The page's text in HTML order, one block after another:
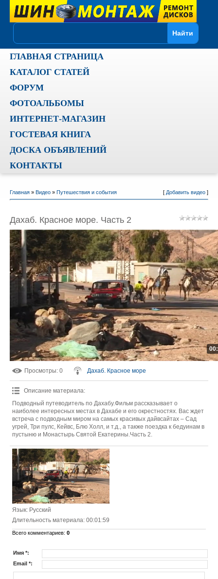
ГЛАВНАЯ СТРАНИЦА
КАТАЛОГ СТАТЕЙ
ФОРУМ
ФОТОАЛЬБОМЫ
ИНТЕРНЕТ-МАГАЗИН
ГОСТЕВАЯ КНИГА
ДОСКА ОБЪЯВЛЕНИЙ
КОНТАКТЫ
Главная» Видео» Путешествия и события [ Добавить видео]
Дахаб. Красное море. Часть 2
Просмотры: 0 Дахаб. Красное море
Описание материала:
Подводный путеводитель по Дахабу.Фильм рассказывает о
наиболее интересных местах в Дахабе и его окрестностях. Вас ждет
встреча с подводным миром на самых красивых дайвсайтах – Сад
угрей, Три пулс, Кейвс, Блю Холл, и т.д., а также поездка к бедуинам в
пустыню и Монастырь Святой Екатерины.Часть 2.
Язык: Русский
Длительность материала: 00:01:59
Всего комментариев: 0
Имя *:
Email *: